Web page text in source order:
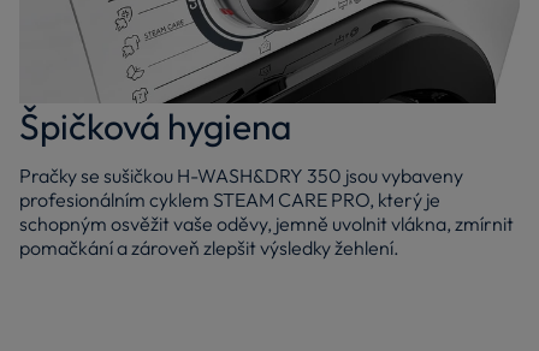
Špičková hygiena
Pračky se sušičkou H-WASH&DRY 350 jsou vybaveny
profesionálním cyklem STEAM CARE PRO, který je
schopným osvěžit vaše oděvy, jemně uvolnit vlákna, zmírnit
pomačkání a zároveň zlepšit výsledky žehlení.